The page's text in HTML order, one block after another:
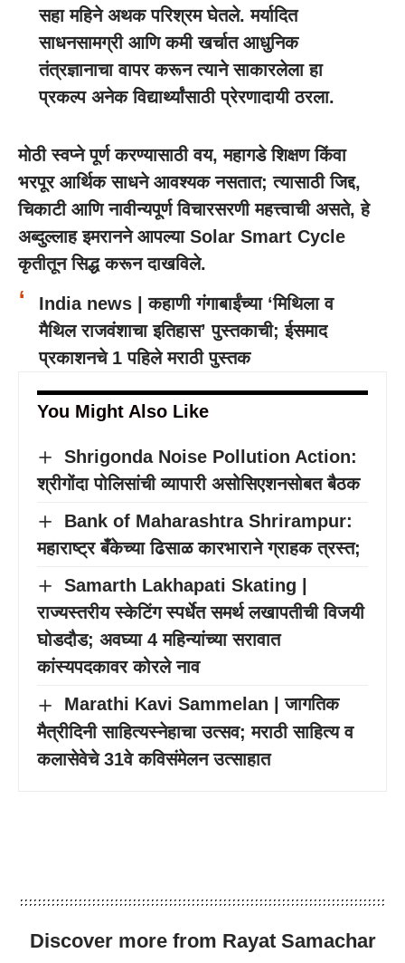
सहा महिने अथक परिश्रम घेतले. मर्यादित
साधनसामग्री आणि कमी खर्चात आधुनिक
तंत्रज्ञानाचा वापर करून त्याने साकारलेला हा
प्रकल्प अनेक विद्यार्थ्यांसाठी प्रेरणादायी ठरला.
मोठी स्वप्ने पूर्ण करण्यासाठी वय, महागडे शिक्षण किंवा
भरपूर आर्थिक साधने आवश्यक नसतात; त्यासाठी जिद्द,
चिकाटी आणि नावीन्यपूर्ण विचारसरणी महत्त्वाची असते, हे
अब्दुल्लाह इमरानने आपल्या Solar Smart Cycle
कृतीतून सिद्ध करून दाखविले.
India news | कहाणी गंगाबाईंच्या ‘मिथिला व
मैथिल राजवंशाचा इतिहास’ पुस्तकाची; ईसमाद
प्रकाशनचे 1 पहिले मराठी पुस्तक
You Might Also Like
Shrigonda Noise Pollution Action:
श्रीगोंदा पोलिसांची व्यापारी असोसिएशनसोबत बैठक
Bank of Maharashtra Shrirampur:
महाराष्ट्र बँकेच्या ढिसाळ कारभाराने ग्राहक त्रस्त;
Samarth Lakhapati Skating |
राज्यस्तरीय स्केटिंग स्पर्धेत समर्थ लखापतीची विजयी
घोडदौड; अवघ्या 4 महिन्यांच्या सरावात
कांस्यपदकावर कोरले नाव
Marathi Kavi Sammelan | जागतिक
मैत्रीदिनी साहित्यस्नेहाचा उत्सव; मराठी साहित्य व
कलासेवेचे 31वे कविसंमेलन उत्साहात
Discover more from Rayat Samachar